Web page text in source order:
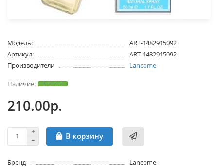
Модель:
ART-1482915092
Артикул:
ART-1482915092
Производители
Lancome
210.00р.
В корзину
Бренд
Lancome